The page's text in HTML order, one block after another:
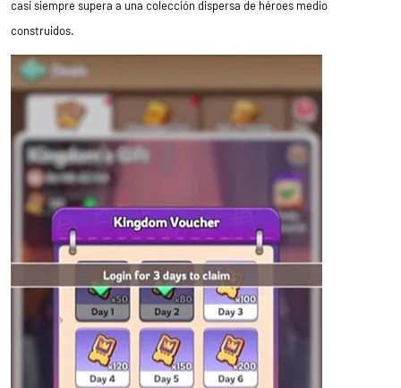
casi siempre supera a una colección dispersa de héroes medio
construidos.